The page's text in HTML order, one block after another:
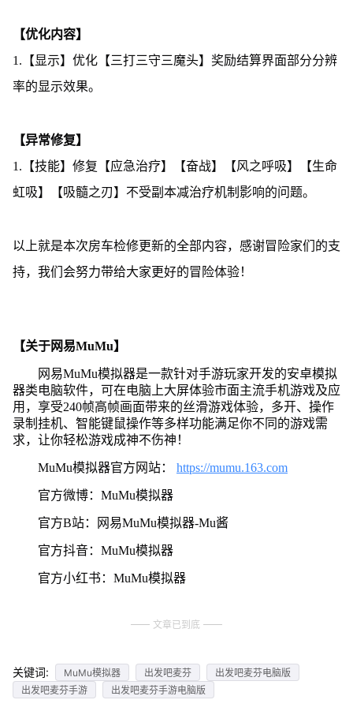
【优化内容】
1.【显示】优化【三打三守三魔头】奖励结算界面部分分辨
率的显示效果。
【异常修复】
1.【技能】修复【应急治疗】【奋战】【风之呼吸】【生命
虹吸】【吸髓之刃】不受副本减治疗机制影响的问题。
以上就是本次房车检修更新的全部内容，感谢冒险家们的支
持，我们会努力带给大家更好的冒险体验！
【关于网易MuMu】
网易MuMu模拟器是一款针对手游玩家开发的安卓模拟
器类电脑软件，可在电脑上大屏体验市面主流手机游戏及应
用，享受240帧高帧画面带来的丝滑游戏体验，多开、操作
录制挂机、智能键鼠操作等多样功能满足你不同的游戏需
求，让你轻松游戏成神不伤神！
MuMu模拟器官方网站： https://mumu.163.com
官方微博：MuMu模拟器
官方B站：网易MuMu模拟器-Mu酱
官方抖音：MuMu模拟器
官方小红书：MuMu模拟器
文章已到底
关键词: MuMu模拟器 出发吧麦芬
出发吧麦芬电脑版
出发吧麦芬手游
出发吧麦芬手游电脑版